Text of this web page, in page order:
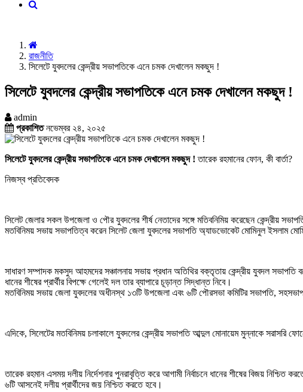
রাজনীতি
সিলেটে যুবদলের কেন্দ্রীয় সভাপতিকে এনে চমক দেখালেন মকছুদ !
সিলেটে যুবদলের কেন্দ্রীয় সভাপতিকে এনে চমক দেখালেন মকছুদ !
admin
প্রকাশিতনভেম্বর ২৪, ২০২৫
সিলেটে যুবদলের কেন্দ্রীয় সভাপতিকে এনে চমক দেখালেন মকছুদ ! তারেক রহমানের ফোন, কী বার্তা?
নিজস্ব প্রতিবেদক
সিলেট জেলার সকল উপজেলা ও পৌর যুবদলের শীর্ষ নেতাদের সঙ্গে মতিবনিমিয় করেছেন কেন্দ্রীয়
মতবিনিময় সভায় সভাপতিত্ব করেন সিলেট জেলা যুবদলের সভাপতি অ্যাডভোকেট মোমিনুল ইসলাম
সাধারণ সম্পাদক মকসুদ আহমদের সঞ্চালনায় সভায় প্রধান অতিথির বক্তৃতায় কেন্দ্রীয় যুবদল
ধানের শীষের প্রার্থীর বিপক্ষে গেলেই দল তার ব্যাপারে চূড়ান্ত সিদ্ধান্ত নিবে।
মতবিনিময় সভায় জেলা যুবদলের অধীনস্থ ১৩টি উপজেলা এবং ৬টি পৌরসভা কমিটির সভাপতি,
এদিকে, সিলেটের মতবিনিময় চলাকালে যুবদলের কেন্দ্রীয় সভাপতি আব্দুল মোনায়েম মুন্নাকে সরাসরি
তারেক রহমান এসময় দলীয় নির্দেশনার পুনরাবৃত্তি করে আগামী নির্বাচনে ধানের শীষের বিজয়
৬টি আসনেই দলীয় প্রার্থীদের জয় নিশ্চিত করতে হবে।